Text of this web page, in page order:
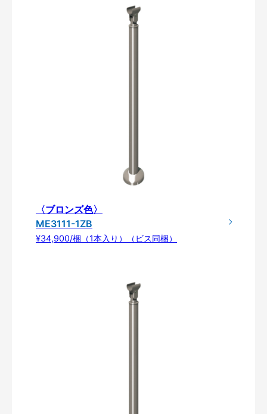
〈ブロンズ色〉
ME3111-1ZB
¥34,900/梱（1本入り）（ビス同梱）